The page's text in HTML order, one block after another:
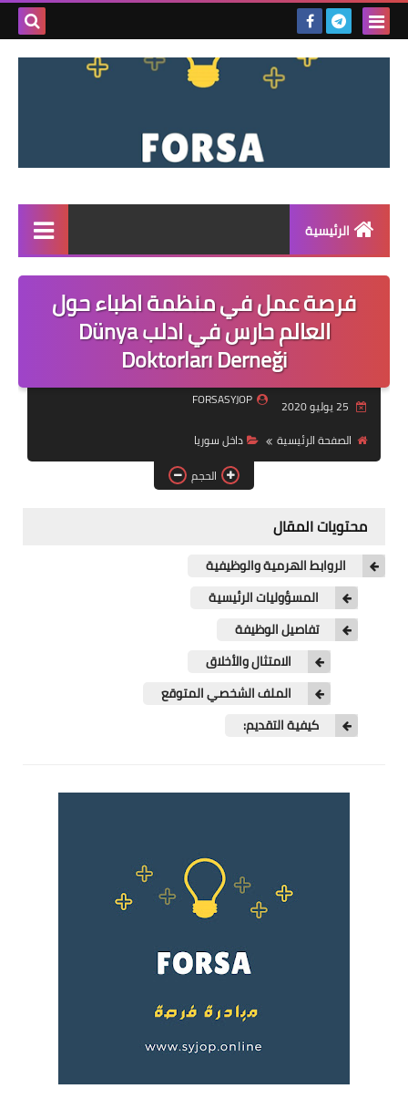
بحث
الرئيسية
القائمة
مناقصات
فرص عمل داخل سوريا
فرص عمل في تركيا
فرص عمل في اليمن
فرصة عمل في منظمة اطباء حول
العالم حارس في ادلب Dünya
Doktorları Derneği
FORSASYJOP
الصفحة الرئيسية
داخل سوريا
الحجم
محتويات المقال
الروابط الهرمية والوظيفية
المسؤوليات الرئيسية
تفاصيل الوظيفة
الامتثال والأخلاق
الملف الشخصي المتوقع
كيفية التقديم: